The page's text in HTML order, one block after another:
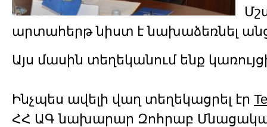
արտահերթ նիստ է նախաձեռնել
Այս մասին տեղեկանում ենք
Ինչպես ավելի վաղ տեղեկացրել էր
ՀՀ ԱԳ նախարար Զոհրաբ